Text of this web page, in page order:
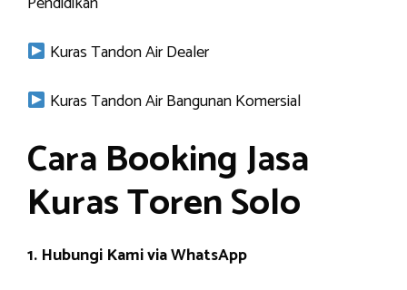
Kuras Tandon Air Dealer
Kuras Tandon Air Bangunan Komersial
Cara Booking Jasa
Kuras Toren Solo
1. Hubungi Kami via WhatsApp